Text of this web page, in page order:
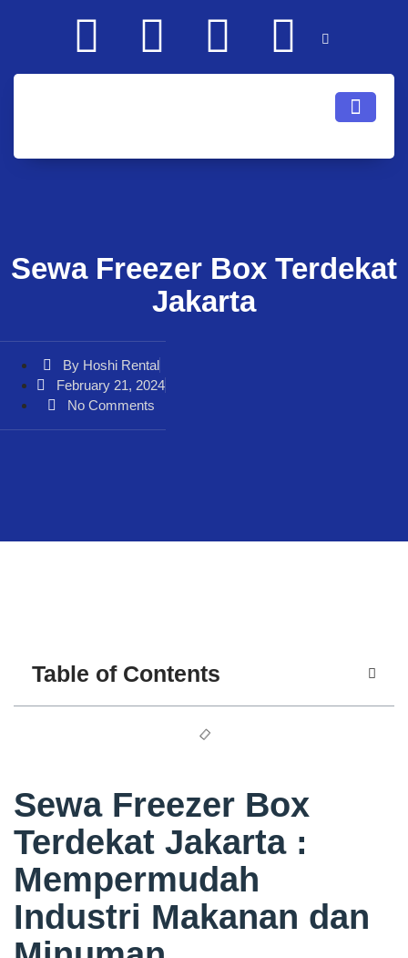
Sewa Freezer Box Terdekat
Jakarta
ByHoshi Rental
February 21, 2024
No Comments
Table of Contents
Sewa Freezer Box
Terdekat Jakarta :
Mempermudah
Industri Makanan dan